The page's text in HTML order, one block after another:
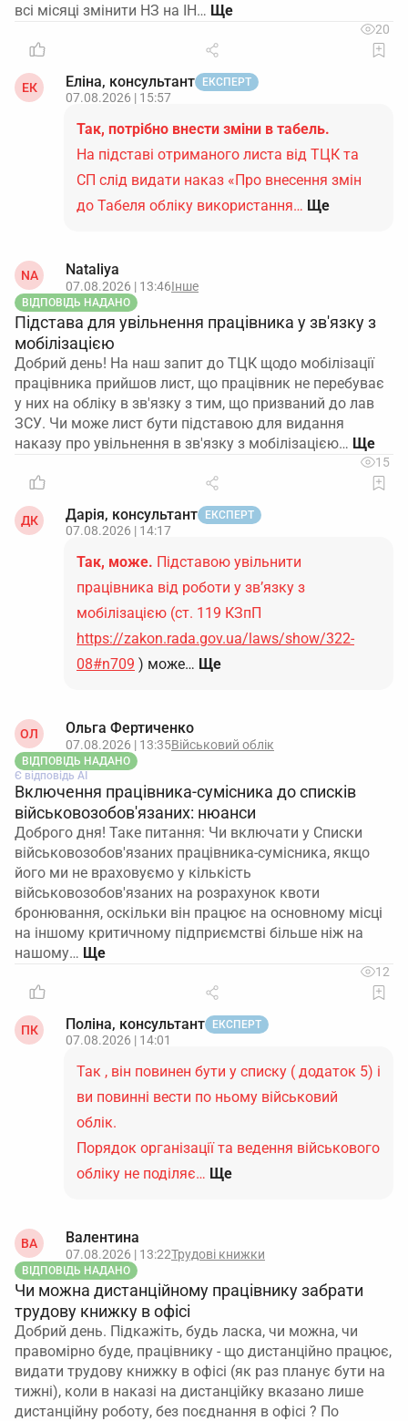
всі місяці змінити НЗ на ІН…
20
ЕК Еліна, консультант ЕКСПЕРТ
07.08.2026 | 15:57
Так, потрібно внести зміни в табель.
На підставі отриманого листа від ТЦК та
СП слід видати наказ «Про внесення змін
до Табеля обліку використання… Ще
NA Nataliya
07.08.2026 | 13:46Інше
ВІДПОВІДЬ НАДАНО
Підстава для увільнення працівника у зв'язку з
мобілізацією
Добрий день! На наш запит до ТЦК щодо мобілізації
працівника прийшов лист, що працівник не перебуває
у них на обліку в зв'язку з тим, що призваний до лав
ЗСУ. Чи може лист бути підставою для видання
наказу про увільнення в зв'язку з мобілізацією…
15
ДК Дарія, консультант ЕКСПЕРТ
07.08.2026 | 14:17
Так, може. Підставою увільнити
працівника від роботи у зв’язку з
мобілізацією (ст. 119 КЗпП
https://zakon.rada.gov.ua/laws/show/322-
08#n709 ) може… Ще
ОЛ Ольга Фертиченко
07.08.2026 | 13:35Військовий облік
ВІДПОВІДЬ НАДАНО
Є відповідь АІ
Включення працівника-сумісника до списків
військовозобов'язаних: нюанси
Доброго дня! Таке питання: Чи включати у Списки
військовозобов'язаних працівника-сумісника, якщо
його ми не враховуємо у кількість
військовозобов'язаних на розрахунок квоти
бронювання, оскільки він працює на основному місці
на іншому критичному підприємстві більше ніж на
нашому…
12
ПК Поліна, консультант ЕКСПЕРТ
07.08.2026 | 14:01
Так , він повинен бути у списку ( додаток 5) і
ви повинні вести по ньому військовий
облік.
Порядок організації та ведення військового
обліку не поділяє… Ще
ВА Валентина
07.08.2026 | 13:22Трудові книжки
ВІДПОВІДЬ НАДАНО
Чи можна дистанційному працівнику забрати
трудову книжку в офісі
Добрий день. Підкажіть, будь ласка, чи можна, чи
правомірно буде, працівнику - що дистанційно працює,
видати трудову книжку в офісі (як раз планує бути на
тижні), коли в наказі на дистанційку вказано лише
дистанційну роботу, без поєднання в офісі ? По